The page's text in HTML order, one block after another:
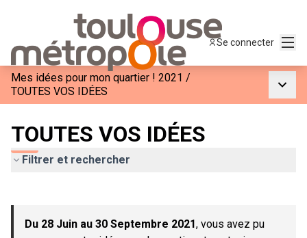
Se connecter
Mes idées pour mon quartier ! 2021 /
TOUTES VOS IDÉES
TOUTES VOS IDÉES
Filtrer et rechercher
−
Du 28 Juin au 30 Septembre 2021, vous avez pu